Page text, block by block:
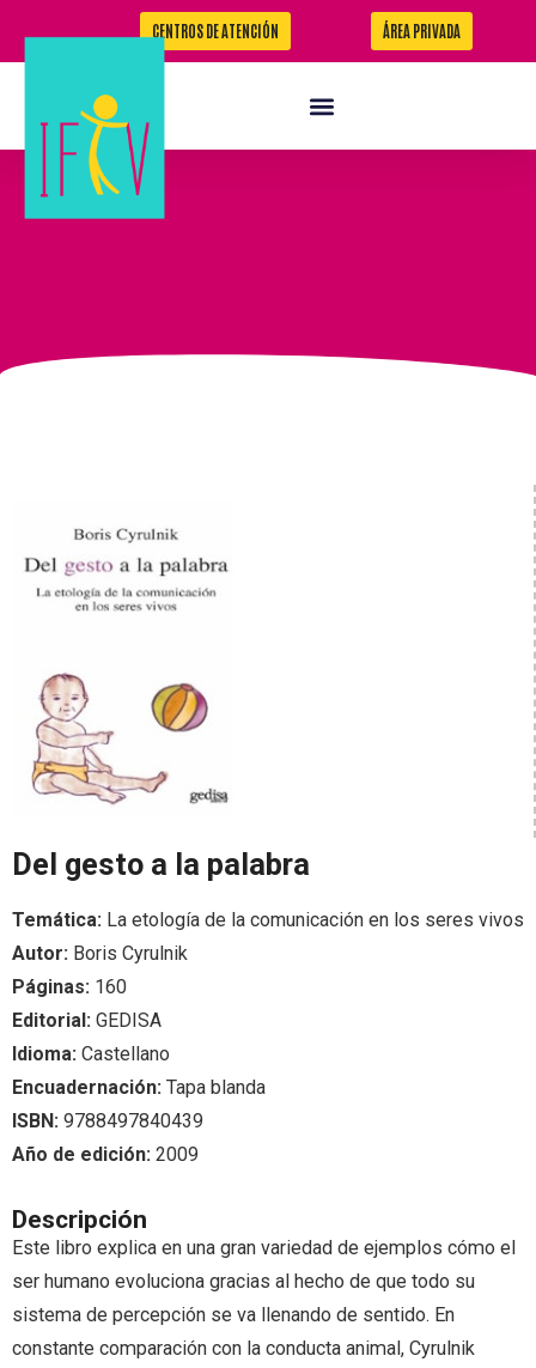
CENTROS DE ATENCIÓN ÁREA PRIVADA
Del gesto a la palabra
Temática: La etología de la comunicación en los seres vivos
Autor: Boris Cyrulnik
Páginas: 160
Editorial: GEDISA
Idioma: Castellano
Encuadernación: Tapa blanda
ISBN: 9788497840439
Año de edición: 2009
Descripción
Este libro explica en una gran variedad de ejemplos cómo el
ser humano evoluciona gracias al hecho de que todo su
sistema de percepción se va llenando de sentido. En
constante comparación con la conducta animal, Cyrulnik